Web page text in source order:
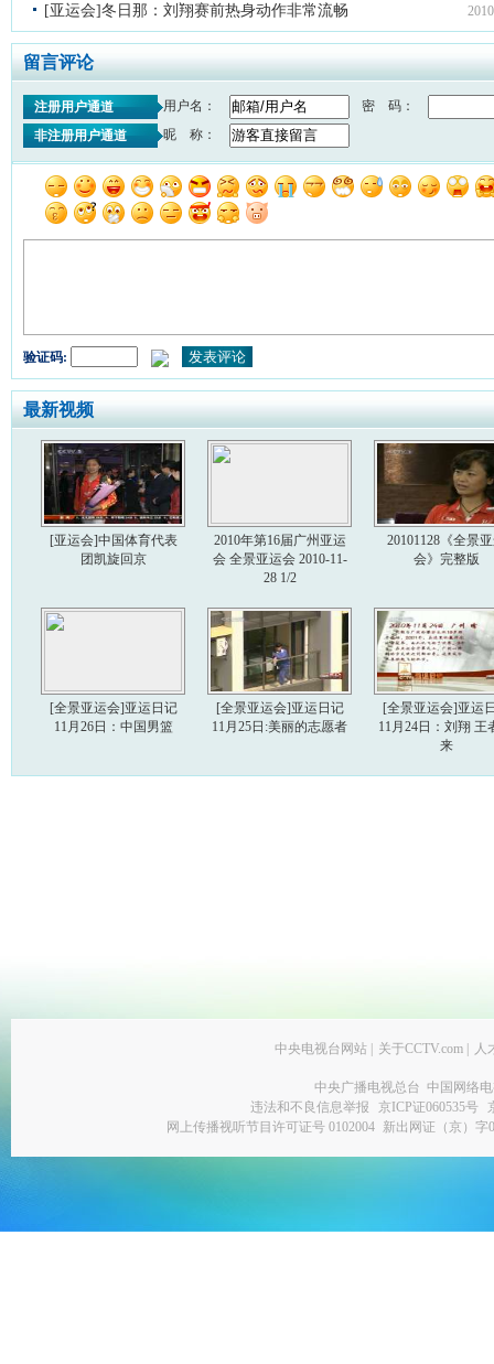
[亚运会]冬日那：刘翔赛前热身动作非常流畅
留言评论
注册用户通道 用户名：
密 码：
非注册用户通道
昵 称：
验证码:
最新视频
[亚运会]中国体育代表
团凯旋回京
2010年第16届广州亚运
会 全景亚运会 2010-11-
28 1/2
20101128《全景
会》完整版
[全景亚运会]亚运日记
11月26日：中国男篮
[全景亚运会]亚运日记
11月25日:美丽的志愿者
[全景亚运会]亚运
11月24日：刘翔 王
来
中央电视台网站 关于CCTV.com 人
中央广播电视总台 中国网络
违法和不良信息举报
京ICP证060535号
网上传播视听节目许可证号 0102004 新出网证（京）